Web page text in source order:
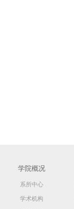
学院概况
系所中心
学术机构